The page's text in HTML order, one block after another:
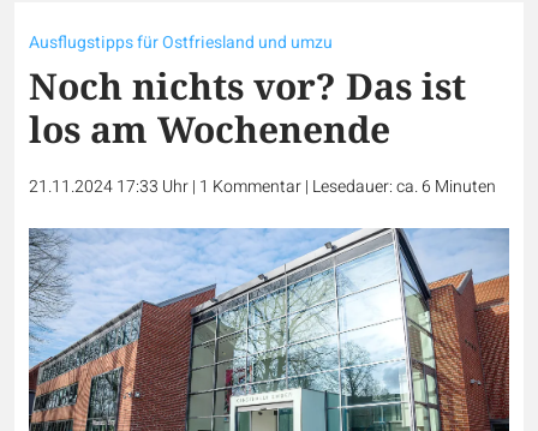
Ausflugstipps für Ostfriesland und umzu
Noch nichts vor? Das ist
los am Wochenende
21.11.2024 17:33 Uhr| 1 Kommentar| Lesedauer: ca. 6 Minuten